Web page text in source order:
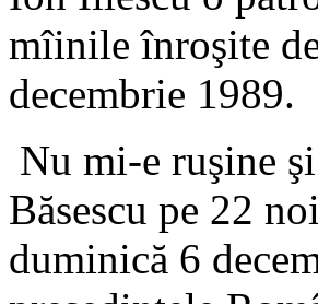
mîinile înroşite
decembrie 1989.
Nu mi-e ruşine
Băsescu pe 22
duminică 6